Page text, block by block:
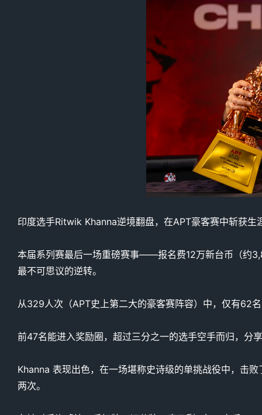
印度选手Ritwik Khanna逆境翻盘，在APT豪客赛中斩获生
本届系列赛最后一场重磅赛事——报名费12万新台币（约
最不可思议的逆转。
从329人次（APT史上第二大的豪客赛阵容）中，仅有62
前47名能进入奖励圈，超过三分之一的选手空手而归，分
Khanna 表现出色，在一场堪称史诗级的单挑战役中，击
两次。